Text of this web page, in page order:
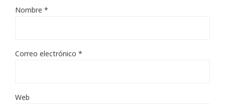
Nombre *
Correo electrónico *
Web